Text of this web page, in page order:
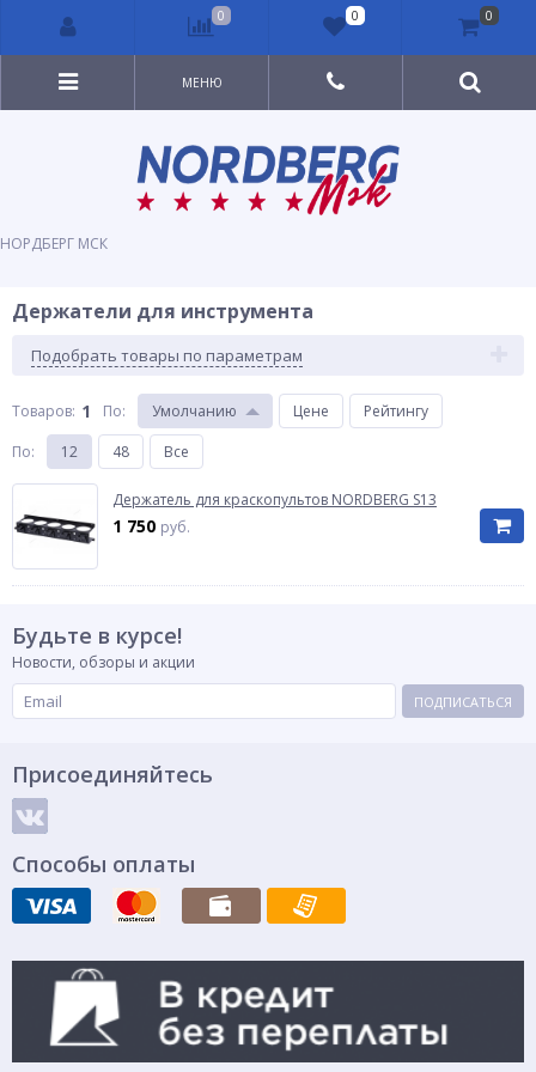
НОРДБЕРГ МСК
МЕНЮ
Держатели для инструмента
Подобрать товары по параметрам
Товаров: 1 По: Умолчанию Цене
Рейтингу
По: 12 48 Все
Держатель для краскопультов NORDBERG S13
1 750 руб.
Будьте в курсе!
Новости, обзоры и акции
ПОДПИСАТЬСЯ
Присоединяйтесь
Способы оплаты
0 0 0